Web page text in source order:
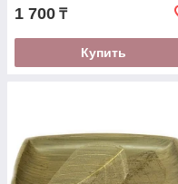
1 700 ₸
Купить